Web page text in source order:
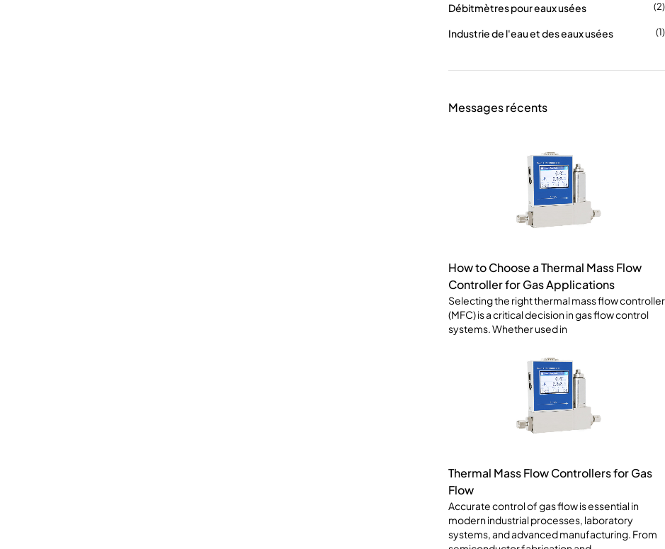
Débitmètres pour eaux usées (2)
Industrie de l'eau et des eaux usées (1)
Messages récents
How to Choose a Thermal Mass Flow
Controller for Gas Applications
Selecting the right thermal mass flow controller
(MFC) is a critical decision in gas flow control
systems. Whether used in
Thermal Mass Flow Controllers for Gas
Flow
Accurate control of gas flow is essential in
modern industrial processes, laboratory
systems, and advanced manufacturing. From